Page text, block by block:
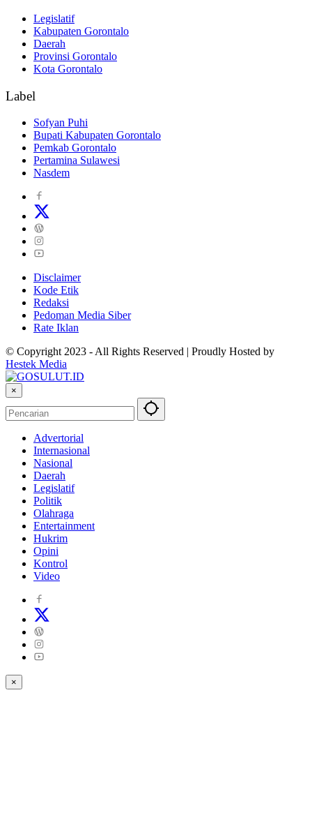
Legislatif
Kabupaten Gorontalo
Daerah
Provinsi Gorontalo
Kota Gorontalo
Label
Sofyan Puhi
Bupati Kabupaten Gorontalo
Pemkab Gorontalo
Pertamina Sulawesi
Nasdem
Disclaimer
Kode Etik
Redaksi
Pedoman Media Siber
Rate Iklan
© Copyright 2023 - All Rights Reserved | Proudly Hosted by
Hestek Media
×
Advertorial
Internasional
Nasional
Daerah
Legislatif
Politik
Olahraga
Entertainment
Hukrim
Opini
Kontrol
Video
×